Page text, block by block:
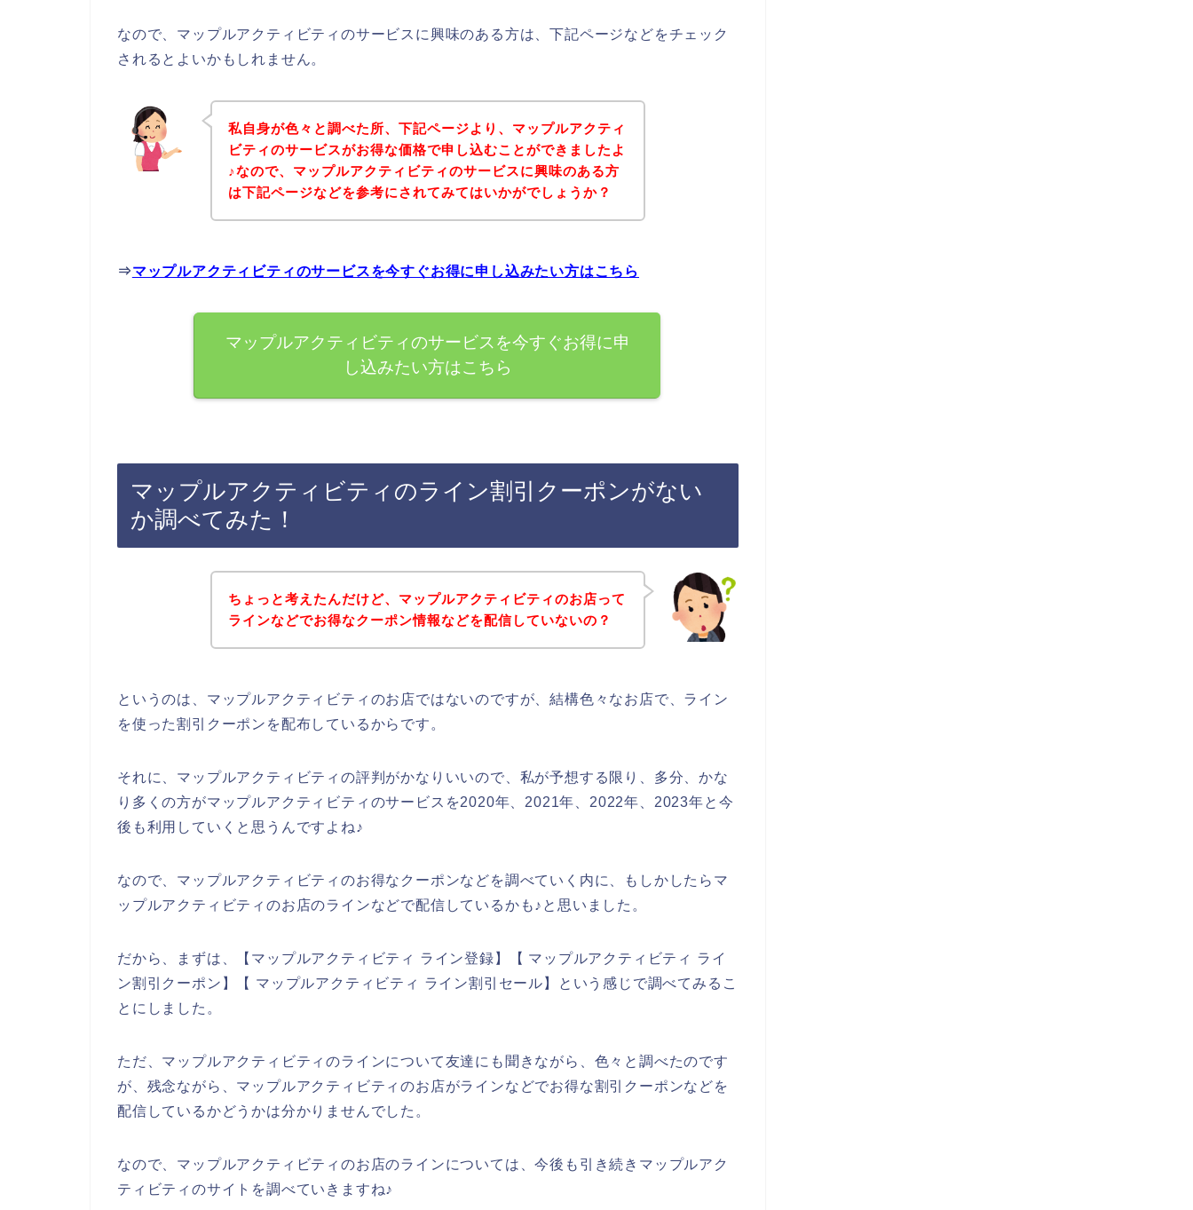
なので、マップルアクティビティのサービスに興味のある方は、下記ページなどをチェック
されるとよいかもしれません。
私自身が色々と調べた所、下記ページより、マップルアクティ
ビティのサービスがお得な価格で申し込むことができましたよ
♪なので、マップルアクティビティのサービスに興味のある方
は下記ページなどを参考にされてみてはいかがでしょうか？
⇒マップルアクティビティのサービスを今すぐお得に申し込みたい方はこちら
マップルアクティビティのサービスを今すぐお得に申
し込みたい方はこちら
マップルアクティビティのライン割引クーポンがない
か調べてみた！
ちょっと考えたんだけど、マップルアクティビティのお店って
ラインなどでお得なクーポン情報などを配信していないの？
というのは、マップルアクティビティのお店ではないのですが、結構色々なお店で、ライン
を使った割引クーポンを配布しているからです。
それに、マップルアクティビティの評判がかなりいいので、私が予想する限り、多分、かな
り多くの方がマップルアクティビティのサービスを2020年、2021年、2022年、2023年と今
後も利用していくと思うんですよね♪
なので、マップルアクティビティのお得なクーポンなどを調べていく内に、もしかしたらマ
ップルアクティビティのお店のラインなどで配信しているかも♪と思いました。
だから、まずは、【マップルアクティビティ ライン登録】【 マップルアクティビティ ライ
ン割引クーポン】【 マップルアクティビティ ライン割引セール】という感じで調べてみるこ
とにしました。
ただ、マップルアクティビティのラインについて友達にも聞きながら、色々と調べたのです
が、残念ながら、マップルアクティビティのお店がラインなどでお得な割引クーポンなどを
配信しているかどうかは分かりませんでした。
なので、マップルアクティビティのお店のラインについては、今後も引き続きマップルアク
ティビティのサイトを調べていきますね♪